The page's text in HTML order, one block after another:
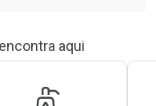
aqui